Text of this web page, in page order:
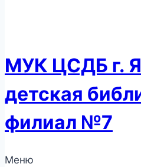
МУК ЦСДБ г.
детская
филиал №7
Меню